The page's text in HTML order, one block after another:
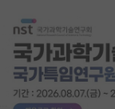
유학교육
이벤트
반도체 아카데미